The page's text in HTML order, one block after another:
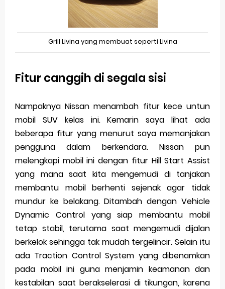
Grill Livina yang membuat seperti Livina
Fitur canggih di segala sisi
Nampaknya Nissan menambah fitur kece untun
mobil SUV kelas ini. Kemarin saya lihat ada
beberapa fitur yang menurut saya memanjakan
pengguna dalam berkendara. Nissan pun
melengkapi mobil ini dengan fitur Hill Start Assist
yang mana saat kita mengemudi di tanjakan
membantu mobil berhenti sejenak agar tidak
mundur ke belakang. Ditambah dengan Vehicle
Dynamic Control yang siap membantu mobil
tetap stabil, terutama saat mengemudi dijalan
berkelok sehingga tak mudah tergelincir. Selain itu
ada Traction Control System yang dibenamkan
pada mobil ini guna menjamin keamanan dan
kestabilan saat berakselerasi di tikungan, karena